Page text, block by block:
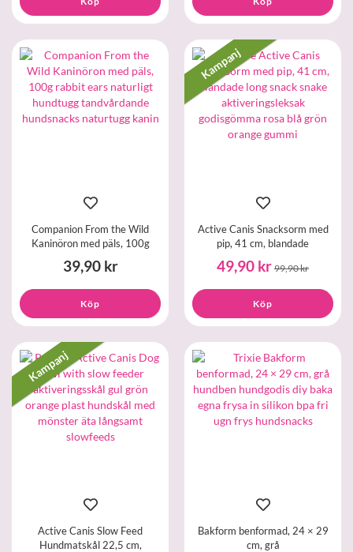
Companion From the Wild
Kaninöron med päls, 100g
39,90 kr
Köp
Kampanj
Active Canis Snacksorm med
pip, 41 cm, blandade
49,90 kr 99,90 kr
Köp
Kampanj
Active Canis Slow Feed
Hundmatskål 22,5 cm,
Bakform benformad, 24 × 29
cm, grå